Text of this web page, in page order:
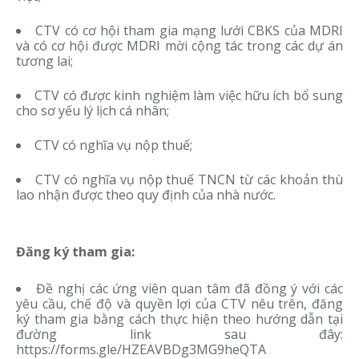
CTV có cơ hội tham gia mạng lưới CBKS của MDRI
và có cơ hội được MDRI mời cộng tác trong các dự án
tương lai;
CTV có được kinh nghiệm làm việc hữu ích bổ sung
cho sơ yếu lý lịch cá nhân;
CTV có nghĩa vụ nộp thuế;
CTV có nghĩa vụ nộp thuế TNCN từ các khoản thù
lao nhận được theo quy định của nhà nước.
Đăng ký tham gia:
Đề nghị các ứng viên quan tâm đã đồng ý với các
yêu cầu, chế độ và quyền lợi của CTV nêu trên, đăng
ký tham gia bằng cách thực hiện theo hướng dẫn tại
đường link sau đây:
https://forms.gle/HZEAVBDg3MG9heQTA